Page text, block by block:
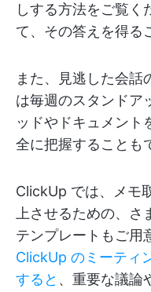
しする方法をご覧く
て、その答えを得る
また、見逃した会話
は毎週のスタンドア
ッドやドキュメント
全に把握することも
ClickUp では、メモ
上させるための、さ
テンプレートもご用
ClickUp のミーティ
すると 、重要な議論